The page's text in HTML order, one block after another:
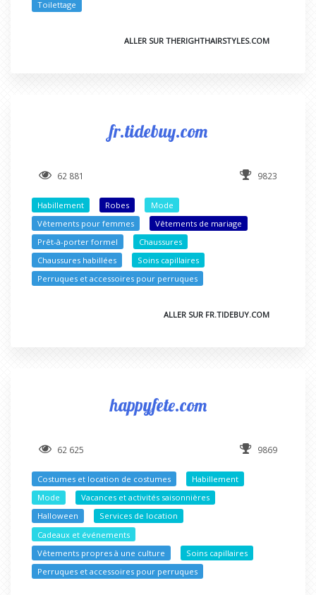
Toilettage
ALLER SUR THERIGHTHAIRSTYLES.COM
fr.tidebuy.com
62 881 9823
Habillement Robes
Mode
Vêtements pour femmes
Vêtements de mariage
Prêt-à-porter formel
Chaussures
Chaussures habillées
Soins capillaires
Perruques et accessoires pour perruques
ALLER SUR FR.TIDEBUY.COM
happyfete.com
62 625 9869
Costumes et location de costumes
Habillement
Mode
Vacances et activités saisonnières
Halloween
Services de location
Cadeaux et événements
Vêtements propres à une culture
Soins capillaires
Perruques et accessoires pour perruques